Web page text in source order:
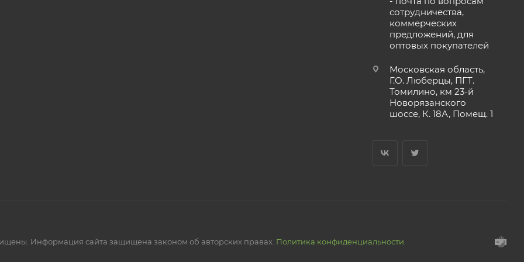
сотрудничества,
коммерческих
предложений, для
оптовых покупателей
Московская область,
Г.О. Люберцы, ПГТ.
Томилино, км 23-й
Новорязанского
шоссе, К. 18А, Помещ. 1
Информация сайта защищена законом об авторских правах. Политика конфиденциальности.